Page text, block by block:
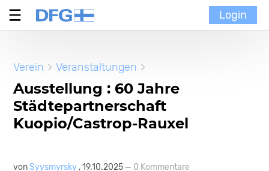
MoinMoi
Finnische Kultur
Login
Verein Veranstaltungen
Ausstellung : 60 Jahre
Städtepartnerschaft
Kuopio/Castrop-Rauxel
vonSyysmyrsky , 19.10.2025 — 0 Kommentare